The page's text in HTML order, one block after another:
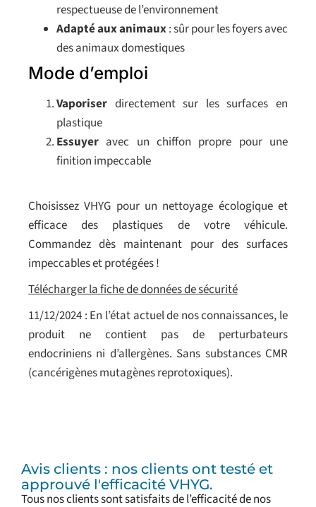
respectueuse de l’environnement
Adapté aux animaux: sûr pour les foyers avec
des animaux domestiques
Mode d’emploi
Vaporiser directement sur les surfaces en
plastique
Essuyer avec un chiffon propre pour une
finition impeccable
Choisissez VHYG pour un nettoyage écologique et
efficace des plastiques de votre véhicule.
Commandez dès maintenant pour des surfaces
impeccables et protégées !
Télécharger la fiche de données de sécurité
11/12/2024 : En l’état actuel de nos connaissances, le
produit ne contient pas de perturbateurs
endocriniens ni d’allergènes. Sans substances CMR
(cancérigènes mutagènes reprotoxiques).
Avis clients : nos clients ont testé et
approuvé l'efficacité VHYG.
Tous nos clients sont satisfaits de l’efficacité de nos